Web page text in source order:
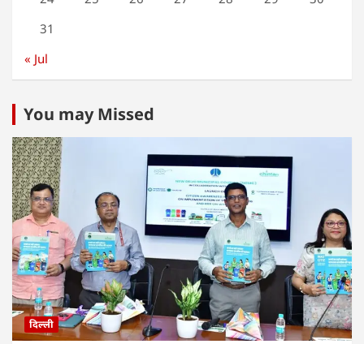
31
« Jul
You may Missed
दिल्ली